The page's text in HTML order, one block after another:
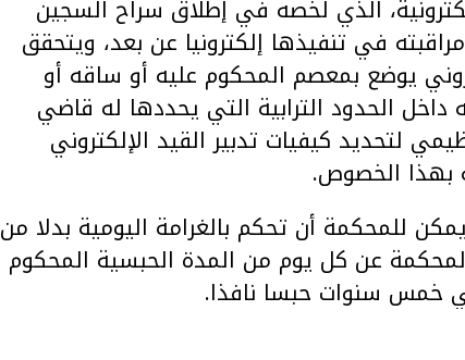
الذي لخصه في إطلاق سراح السجين
في تنفيذها إلكترونيا عن بعد، ويتحقق
يوضع بمعصم المحكوم عليه أو ساقه أو
الحدود الترابية التي يحددها له قاضي
لتحديد كيفيات تدبير القيد الإلكتروني
بهذا الخصوص.
للمحكمة أن تحكم بالغرامة اليومية بدلا من
عن كل يوم من المدة الحبسية المحكوم
خمس سنوات حبسا نافذا.